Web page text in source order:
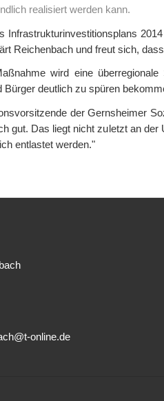
realisiert werden kann.
Infrastrukturinvestitionsplans
Reichenbach und freut sich,
wird eine
Bürger deutlich zu spüren
der Gernsheimer
gut. Das liegt nicht zuletzt an
entlastet werden."
online.de